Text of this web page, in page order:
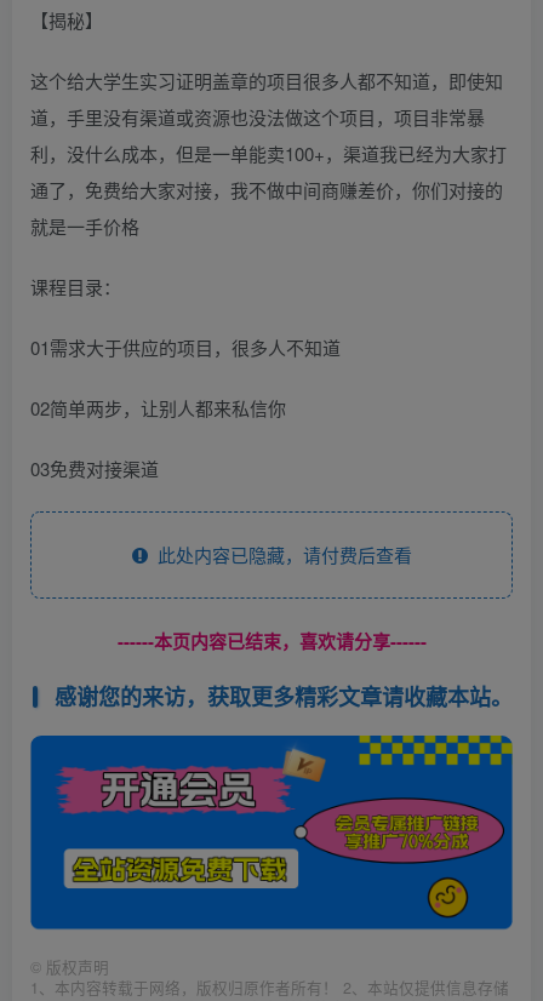
这个给大学生实习证明盖章的项目很多人都不知道，即使知
道，手里没有渠道或资源也没法做这个项目，项目非常暴
利，没什么成本，但是一单能卖100+，渠道我已经为大家打
通了，免费给大家对接，我不做中间商赚差价，你们对接的
就是一手价格
课程目录：
01需求大于供应的项目，很多人不知道
02简单两步，让别人都来私信你
03免费对接渠道
此处内容已隐藏，请付费后查看
------本页内容已结束，喜欢请分享------
感谢您的来访，获取更多精彩文章请收藏本站。
© 版权声明
1、本内容转载于网络，版权归原作者所有！ 2、本站仅提供信息存储